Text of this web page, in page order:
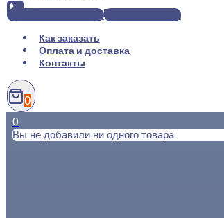
+7(812) 920-02-38
info@101metr.ru
Как заказать
Оплата и доставка
Контакты
0
0
Вы не добавили ни одного товара